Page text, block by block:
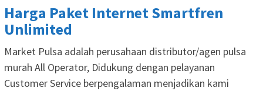
Harga Paket Internet Smartfren
Unlimited
Market Pulsa adalah perusahaan distributor/agen pulsa
murah All Operator, Didukung dengan pelayanan
Customer Service berpengalaman menjadikan kami